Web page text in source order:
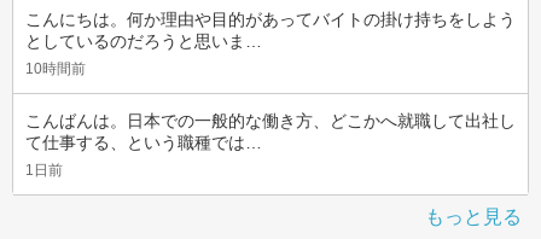
こんにちは。何か理由や目的があってバイトの掛け持ちをしよう
としているのだろうと思いま…
10時間前
こんばんは。日本での一般的な働き方、どこかへ就職して出社し
て仕事する、という職種では…
1日前
もっと見る